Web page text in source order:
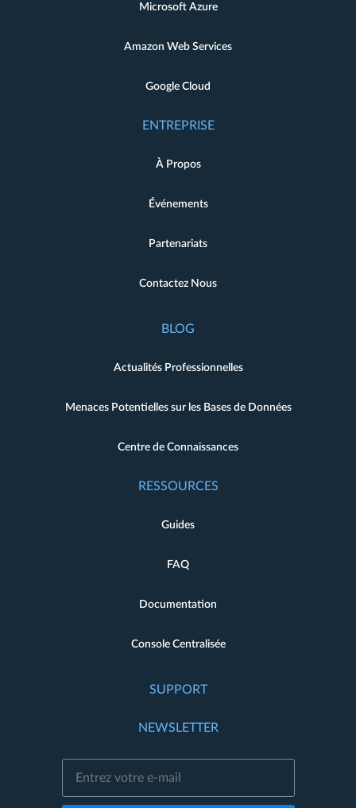
Microsoft Azure
Amazon Web Services
Google Cloud
ENTREPRISE
À Propos
Événements
Partenariats
Contactez Nous
BLOG
Actualités Professionnelles
Menaces Potentielles sur les Bases de Données
Centre de Connaissances
RESSOURCES
Guides
FAQ
Documentation
Console Centralisée
SUPPORT
NEWSLETTER